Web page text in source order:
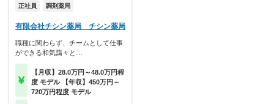
正社員 調剤薬局
有限会社チシン薬局 チシン薬局
職種に関わらず、チームとして仕事
ができる和気藹々と…
【月収】28.0万円～48.0万円程
度 モデル 【年収】450万円～
720万円程度 モデル